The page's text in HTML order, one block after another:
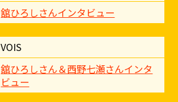
舘ひろしさんインタビュー
VOIS
舘ひろしさん＆西野七瀬さんインタ
ビュー